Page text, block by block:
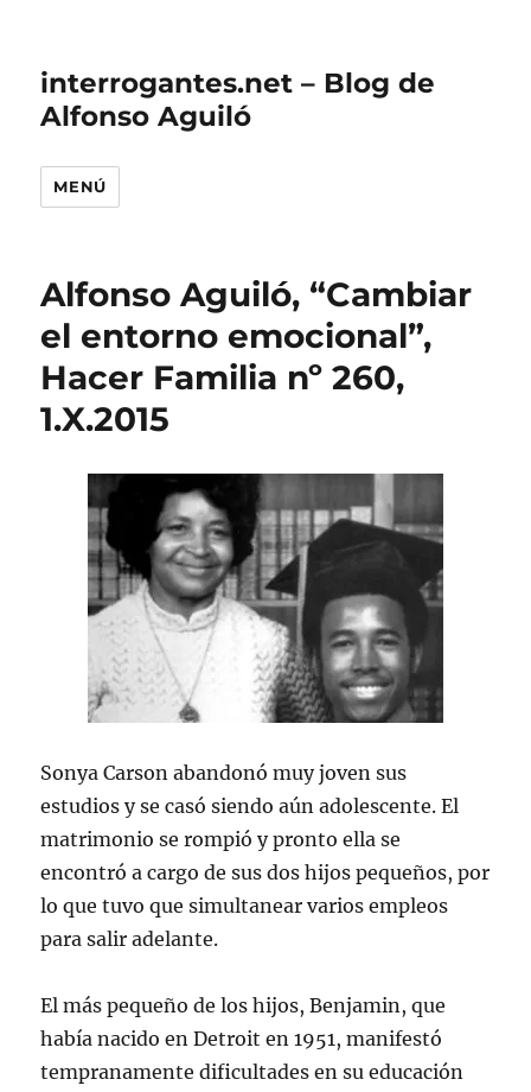
interrogantes.net – Blog de
Alfonso Aguiló
MENÚ
Alfonso Aguiló, “Cambiar
el entorno emocional”,
Hacer Familia nº 260,
1.X.2015
Sonya Carson abandonó muy joven sus
estudios y se casó siendo aún adolescente. El
matrimonio se rompió y pronto ella se
encontró a cargo de sus dos hijos pequeños, por
lo que tuvo que simultanear varios empleos
para salir adelante.
El más pequeño de los hijos, Benjamin, que
había nacido en Detroit en 1951, manifestó
tempranamente dificultades en su educación